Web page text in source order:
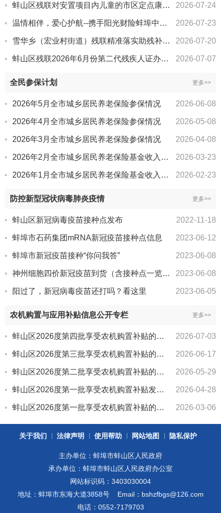
2026-07-24
蚌山区残联对安置项目内儿童的市区定点康复机构进行实名制核查
2026-07-23
温情相伴，爱心护航--携手阳光财险蚌埠中支开展暖心慰问
2026-07-20
雪华乡（宏业村街道）残联精准落实助残补贴 筑牢残疾人民生保障底线
2026-07-07
蚌山区残联2026年6月份第二代残疾人证办理结果
更多>>
全民参保计划
2026-06-08
2026年5月全市城乡居民养老保险参保情况
2026-05-08
2026年4月全市城乡居民养老保险参保情况
2026-04-08
2026年3月全市城乡居民养老保险参保情况
2026-03-23
2026年2月全市城乡居民养老保险基金收入及待遇支付情况
2026-02-23
2026年1月全市城乡居民养老保险基金收入及待遇支付情况
更多>>
防控新型冠状病毒肺炎疫情
2022-11-18
蚌山区新冠病毒疫苗接种点发布
2023-06-12
蚌埠市石药集团mRNA新冠疫苗接种点信息
2023-06-08
蚌埠市新冠疫苗接种“你问我答”
2023-06-08
神州细胞四价新冠疫苗到货（含接种点一览表）
2023-06-05
阳过了，新冠病毒疫苗还打吗？看这里
更多>>
农机购置与应用补贴信息公开专栏
2026-07-03
蚌山区2026度第四批享受农机购置补贴的购机者信息表
2026-06-17
蚌山区2026度第三批享受农机购置补贴的购机者信息表
2026-05-29
蚌山区2026度第二批享受农机购置补贴的购机者信息表
2026-04-28
蚌山区2026度第一批享受农机购置补贴发放情况
2026-03-06
蚌山区2026度第一批享受农机购置补贴的购机者信息表
关于我们 法律声明 使用帮助 网站地图 隐私保护
主办单位：蚌埠市蚌山区人民政府
承办单位：蚌埠市蚌山区人民政府办公室
网站标识码：3403030004
地址：蚌埠市东海大道3858号
Email：bshzfbgs@126.com
电话：0552-7179703